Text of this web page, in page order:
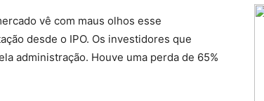
vê com maus olhos esse
desde o IPO. Os investidores que
administração. Houve uma perda de 65%